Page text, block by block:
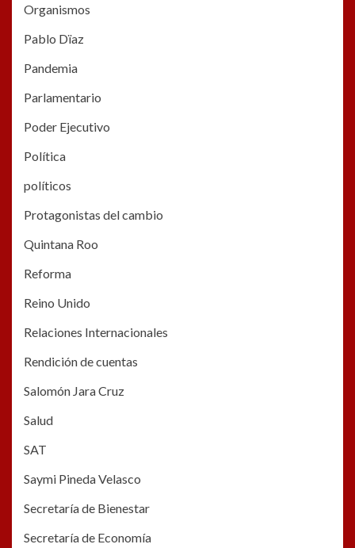
Organismos
Pablo Dïaz
Pandemia
Parlamentario
Poder Ejecutivo
Política
políticos
Protagonistas del cambio
Quintana Roo
Reforma
Reino Unido
Relaciones Internacionales
Rendición de cuentas
Salomón Jara Cruz
Salud
SAT
Saymi Pineda Velasco
Secretaría de Bienestar
Secretaría de Economía